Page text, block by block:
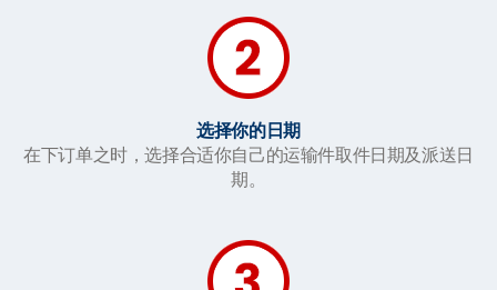
选择你的日期
在下订单之时，选择合适你自己的运输件取件日期及派送日
期。